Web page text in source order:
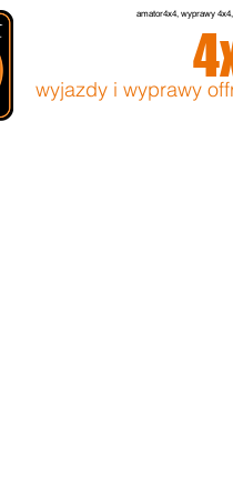
amator4x4, wyprawy
wyjazdy i wyprawy